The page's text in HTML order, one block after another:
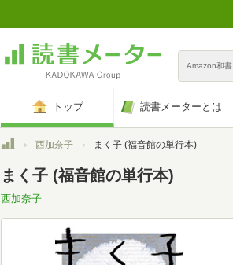
Amazon和書
トップ 読書メーターとは
トップ西加奈子 まく子 (福音館の単行本)
まく子 (福音館の単行本)
西加奈子